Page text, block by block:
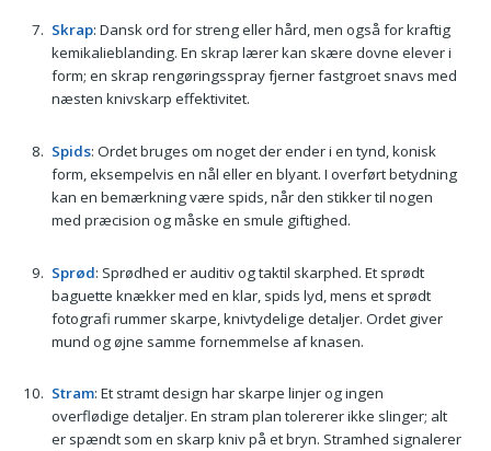
Skrap: Dansk ord for streng eller hård, men også for kraftig
kemikalieblanding. En skrap lærer kan skære dovne elever i
form; en skrap rengøringsspray fjerner fastgroet snavs med
næsten knivskarp effektivitet.
Spids: Ordet bruges om noget der ender i en tynd, konisk
form, eksempelvis en nål eller en blyant. I overført betydning
kan en bemærkning være spids, når den stikker til nogen
med præcision og måske en smule giftighed.
Sprød: Sprødhed er auditiv og taktil skarphed. Et sprødt
baguette knækker med en klar, spids lyd, mens et sprødt
fotografi rummer skarpe, knivtydelige detaljer. Ordet giver
mund og øjne samme fornemmelse af knasen.
Stram: Et stramt design har skarpe linjer og ingen
overflødige detaljer. En stram plan tolererer ikke slinger; alt
er spændt som en skarp kniv på et bryn. Stramhed signalerer